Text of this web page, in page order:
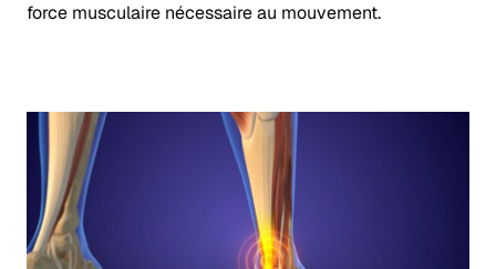
force musculaire nécessaire au mouvement.